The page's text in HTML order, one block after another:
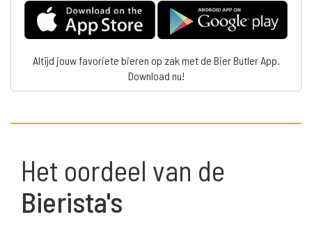
Altijd jouw favoriete bieren op zak met de Bier Butler App.
Download nu!
Het oordeel van de
Bierista's